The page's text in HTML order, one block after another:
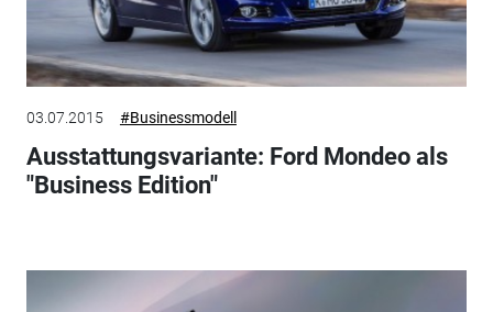
03.07.2015 #Businessmodell
Ausstattungsvariante: Ford Mondeo als
"Business Edition"